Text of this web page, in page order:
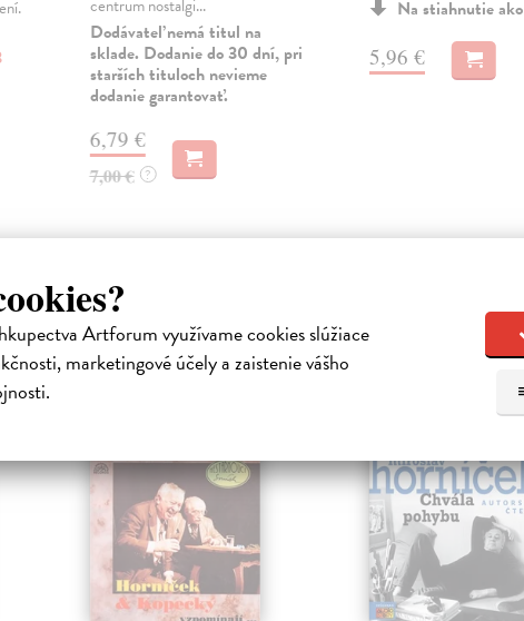
Artforum využívame cookies slúžiace
marketingové účely a zaistenie vášho
centrum nostalgi...
Dodávateľ nemá titul na
sklade. Dodanie do 30 dní, pri
starších tituloch nevieme
dodanie garantovať.
6,79 €
7,00 € ?
Na stiahnutie ako
5,96 €
s podobným vkusom si kúpili aj: